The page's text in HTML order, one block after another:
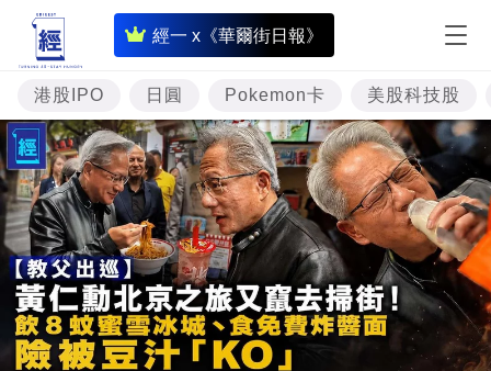
經一 x《華爾街日報》
即
時
財
經
專
題
投
資
樓
市
港股IPO 日圓 Pokemon卡 美股科技股